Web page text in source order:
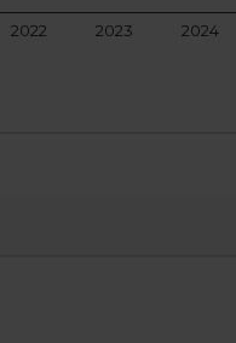
2022 2023 2024